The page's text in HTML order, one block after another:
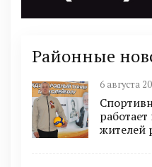
Районные
6 августа
жителей